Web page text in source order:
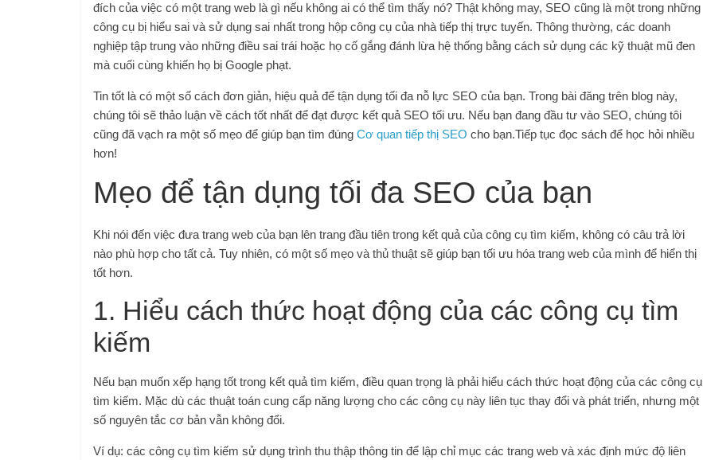
đích của việc có một trang web là gì nếu không ai có thể tìm thấy nó? Thật không may, SEO cũng là một trong những
công cụ bị hiểu sai và sử dụng sai nhất trong hộp công cụ của nhà tiếp thị trực tuyến. Thông thường, các doanh
nghiệp tập trung vào những điều sai trái hoặc họ cố gắng đánh lừa hệ thống bằng cách sử dụng các kỹ thuật mũ đen
mà cuối cùng khiến họ bị Google phạt.
Tin tốt là có một số cách đơn giản, hiệu quả để tận dụng tối đa nỗ lực SEO của bạn. Trong bài đăng trên blog này,
chúng tôi sẽ thảo luận về cách tốt nhất để đạt được kết quả SEO tối ưu. Nếu bạn đang đầu tư vào SEO, chúng tôi
cũng đã vạch ra một số mẹo để giúp bạn tìm đúng Cơ quan tiếp thị SEO cho bạn.Tiếp tục đọc sách để học hỏi nhiều
hơn!
Mẹo để tận dụng tối đa SEO của bạn
Khi nói đến việc đưa trang web của bạn lên trang đầu tiên trong kết quả của công cụ tìm kiếm, không có câu trả lời
nào phù hợp cho tất cả. Tuy nhiên, có một số mẹo và thủ thuật sẽ giúp bạn tối ưu hóa trang web của mình để hiển thị
tốt hơn.
1. Hiểu cách thức hoạt động của các công cụ tìm
kiếm
Nếu bạn muốn xếp hạng tốt trong kết quả tìm kiếm, điều quan trọng là phải hiểu cách thức hoạt động của các công cụ
tìm kiếm. Mặc dù các thuật toán cung cấp năng lượng cho các công cụ này liên tục thay đổi và phát triển, nhưng một
số nguyên tắc cơ bản vẫn không đổi.
Ví dụ: các công cụ tìm kiếm sử dụng trình thu thập thông tin để lập chỉ mục các trang web và xác định mức độ liên